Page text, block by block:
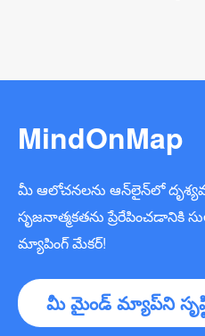
MindOnMap
మీ ఆలోచనలను ఆన్‌లైన్‌లో
సృజనాత్మకతను
మ్యాపింగ్ మేకర్!
మీ మైండ్ మ్యాప్‌ని